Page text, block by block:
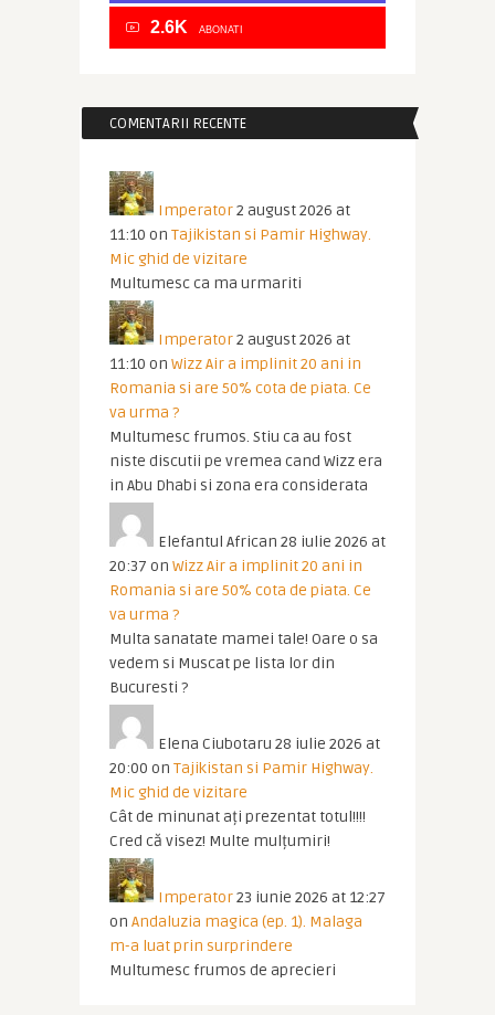
2.6K ABONATI
COMENTARII RECENTE
Imperator2 august 2026 at
11:10 on Tajikistan si Pamir Highway.
Mic ghid de vizitare
Multumesc ca ma urmariti
Imperator2 august 2026 at
11:10 on Wizz Air a implinit 20 ani in
Romania si are 50% cota de piata. Ce
va urma ?
Multumesc frumos. Stiu ca au fost
niste discutii pe vremea cand Wizz era
in Abu Dhabi si zona era considerata
Elefantul African 28 iulie 2026 at
20:37 on Wizz Air a implinit 20 ani in
Romania si are 50% cota de piata. Ce
va urma ?
Multa sanatate mamei tale! Oare o sa
vedem si Muscat pe lista lor din
Bucuresti ?
Elena Ciubotaru 28 iulie 2026 at
20:00 on Tajikistan si Pamir Highway.
Mic ghid de vizitare
Cât de minunat ați prezentat totul!!!!
Cred că visez! Multe mulțumiri!
Imperator23 iunie 2026 at 12:27
on Andaluzia magica (ep. 1). Malaga
m-a luat prin surprindere
Multumesc frumos de aprecieri